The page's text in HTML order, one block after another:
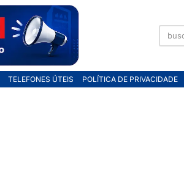
TELEFONES ÚTEIS POLÍTICA DE PRIVACIDADE